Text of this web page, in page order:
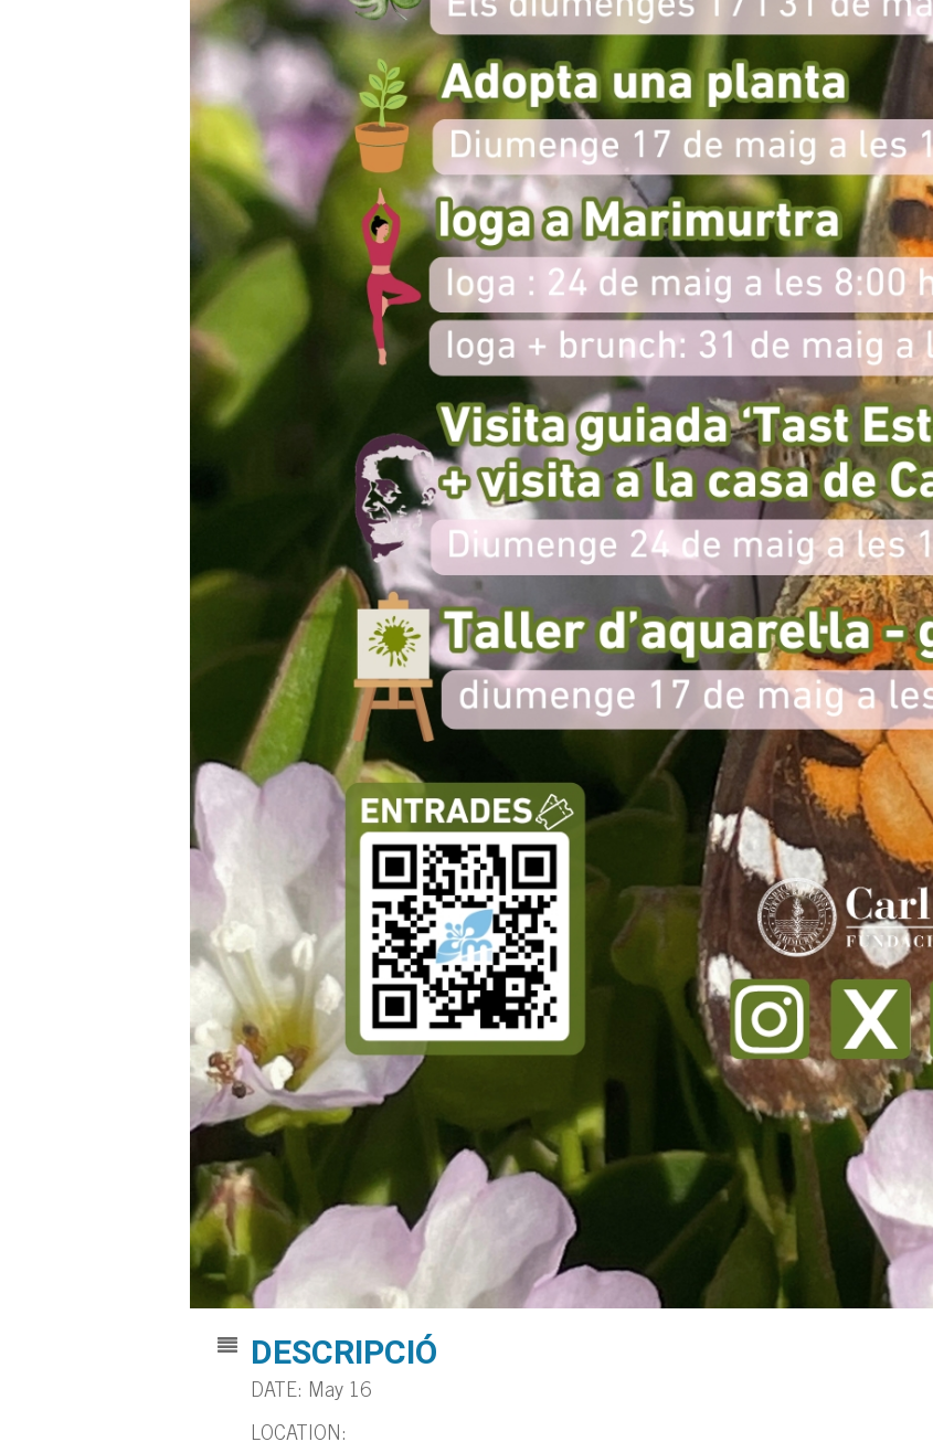
DESCRIPCIÓ
DATE: May 16
LOCATION: